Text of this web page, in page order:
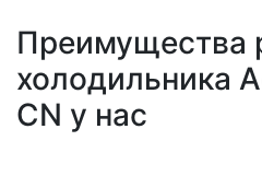
Преимущества
холодильника
CN у нас